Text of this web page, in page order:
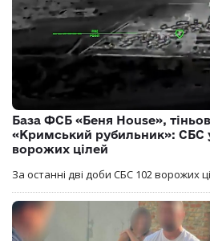
База ФСБ «Беня House»,
«Кримський рубильник»: СБС
ворожих цілей
За останні дві доби СБС 102 ворожих